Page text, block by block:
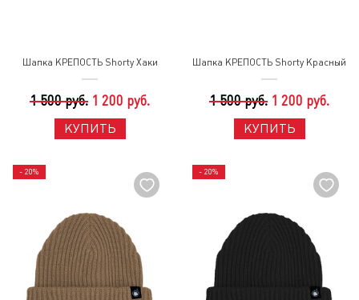
Шапка КРЕПОСТЬ Shorty Хаки
1 500 руб. 1 200 руб.
КУПИТЬ
Шапка КРЕПОСТЬ Shorty Красный
1 500 руб. 1 200 руб.
КУПИТЬ
- 20% - 20%